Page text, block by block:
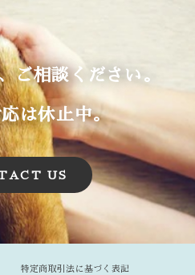
ご相談ください。
は休止中。
US
特定商取引法に基づく表記